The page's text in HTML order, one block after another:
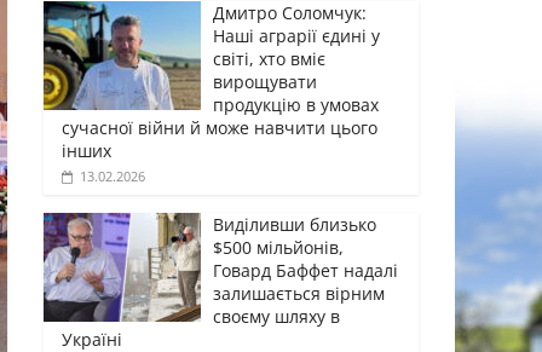
Дмитро Соломчук:
Наші аграрії єдині у
світі, хто вміє
вирощувати
продукцію в умовах
сучасної війни й може навчити цього
інших
13.02.2026
Виділивши близько
$500 мільйонів,
Говард Баффет надалі
залишається вірним
своєму шляху в
Україні